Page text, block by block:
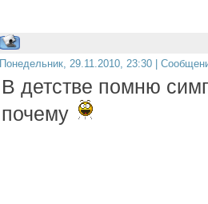
Понедельник, 29.11.2010, 23:30 |
В детстве помню
почему